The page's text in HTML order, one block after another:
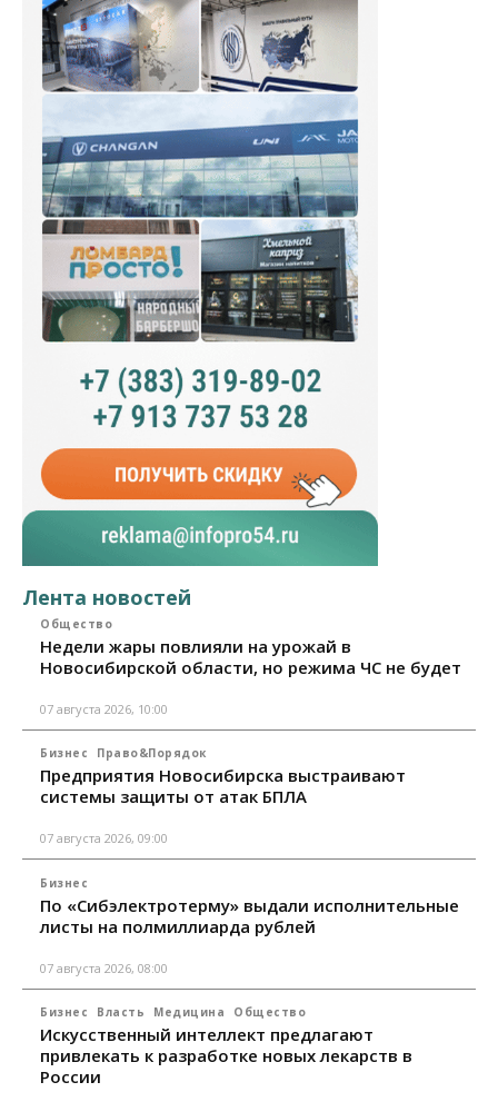
Лента новостей
Общество
Недели жары повлияли на урожай в
Новосибирской области, но режима ЧС не будет
07 августа 2026, 10:00
Бизнес Право&Порядок
Предприятия Новосибирска выстраивают
системы защиты от атак БПЛА
07 августа 2026, 09:00
Бизнес
По «Сибэлектротерму» выдали исполнительные
листы на полмиллиарда рублей
07 августа 2026, 08:00
Бизнес Власть Медицина Общество
Искусственный интеллект предлагают
привлекать к разработке новых лекарств в
России